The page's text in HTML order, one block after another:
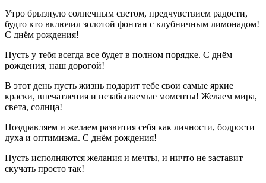
Утро брызнуло солнечным светом, предчувствием радости,
будто кто включил золотой фонтан с клубничным лимонадом!
С днём рождения!
Пусть у тебя всегда все будет в полном порядке. С днём
рождения, наш дорогой!
В этот день пусть жизнь подарит тебе свои самые яркие
краски, впечатления и незабываемые моменты! Желаем мира,
света, солнца!
Поздравляем и желаем развития себя как личности, бодрости
духа и оптимизма. С днём рождения!
Пусть исполняются желания и мечты, и ничто не заставит
скучать просто так!